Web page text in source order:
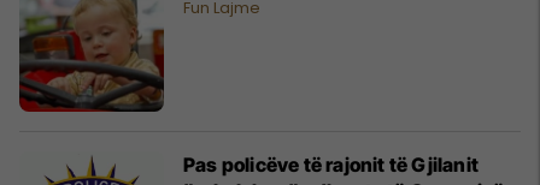
Fun Lajme
Pas policëve të rajonit të Gjilanit